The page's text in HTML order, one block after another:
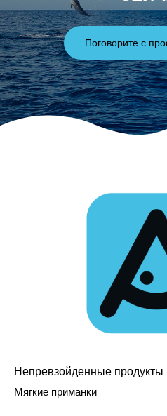
Поговорите с
Непревзойденные продукты
Мягкие приманки